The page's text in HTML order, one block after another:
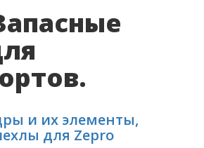
и их элементы,
для Zepro